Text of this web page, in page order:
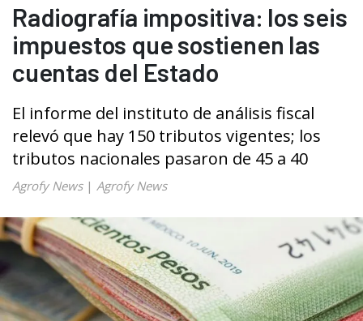
Radiografía impositiva: los seis
impuestos que sostienen las
cuentas del Estado
El informe del instituto de análisis fiscal
relevó que hay 150 tributos vigentes; los
tributos nacionales pasaron de 45 a 40
Agrofy News| Agrofy News